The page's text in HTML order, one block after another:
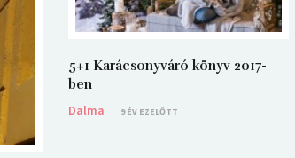
5+1 Karácsonyváró könyv 2017-
ben
Dalma
9 ÉV EZELŐTT